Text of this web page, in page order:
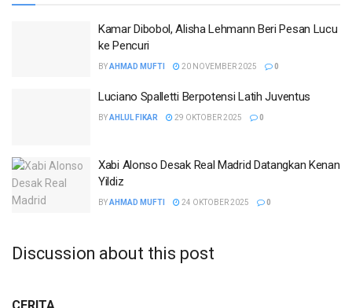
Kamar Dibobol, Alisha Lehmann Beri Pesan Lucu
ke Pencuri
BYAHMAD MUFTI 20 NOVEMBER 2025 0
Luciano Spalletti Berpotensi Latih Juventus
BYAHLUL FIKAR 29 OKTOBER 2025 0
Xabi Alonso Desak Real Madrid Datangkan Kenan
Yildiz
BYAHMAD MUFTI 24 OKTOBER 2025 0
Discussion about this post